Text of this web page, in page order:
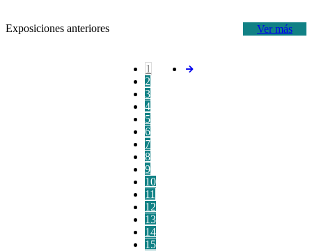
Ver más
Exposiciones anteriores
1
2
3
4
5
6
7
8
9
10
11
12
13
14
15